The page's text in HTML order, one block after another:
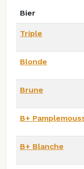
Bier
Triple
Blonde
Brune
B+
B+ Blanche